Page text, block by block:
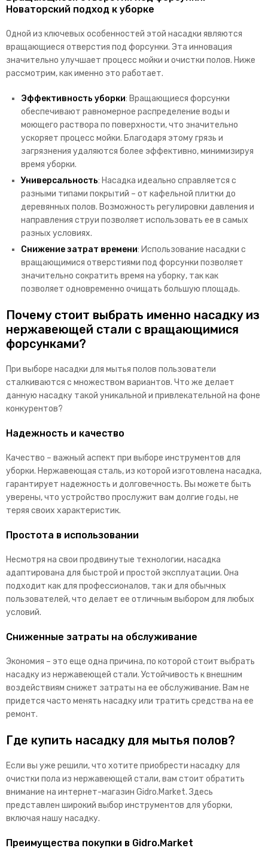
Новаторский подход к уборке
Одной из ключевых особенностей этой насадки являются
вращающиеся отверстия под форсунки. Эта инновация
значительно улучшает процесс мойки и очистки полов. Ниже
рассмотрим, как именно это работает.
Эффективность уборки: Вращающиеся форсунки
обеспечивают равномерное распределение воды и
моющего раствора по поверхности, что значительно
ускоряет процесс мойки. Благодаря этому грязь и
загрязнения удаляются более эффективно, минимизируя
время уборки.
Универсальность: Насадка идеально справляется с
разными типами покрытий – от кафельной плитки до
деревянных полов. Возможность регулировки давления и
направления струи позволяет использовать ее в самых
разных условиях.
Снижение затрат времени: Использование насадки с
вращающимися отверстиями под форсунки позволяет
значительно сократить время на уборку, так как
позволяет одновременно очищать большую площадь.
Почему стоит выбрать именно насадку из
нержавеющей стали с вращающимися
форсунками?
При выборе насадки для мытья полов пользователи
сталкиваются с множеством вариантов. Что же делает
данную насадку такой уникальной и привлекательной на фоне
конкурентов?
Надежность и качество
Качество – важный аспект при выборе инструментов для
уборки. Нержавеющая сталь, из которой изготовлена насадка,
гарантирует надежность и долговечность. Вы можете быть
уверены, что устройство прослужит вам долгие годы, не
теряя своих характеристик.
Простота в использовании
Несмотря на свои продвинутые технологии, насадка
адаптирована для быстрой и простой эксплуатации. Она
подходит как для профессионалов, так и для обычных
пользователей, что делает ее отличным выбором для любых
условий.
Сниженные затраты на обслуживание
Экономия – это еще одна причина, по которой стоит выбрать
насадку из нержавеющей стали. Устойчивость к внешним
воздействиям снижет затраты на ее обслуживание. Вам не
придется часто менять насадку или тратить средства на ее
ремонт.
Где купить насадку для мытья полов?
Если вы уже решили, что хотите приобрести насадку для
очистки пола из нержавеющей стали, вам стоит обратить
внимание на интернет-магазин Gidro.Market. Здесь
представлен широкий выбор инструментов для уборки,
включая нашу насадку.
Преимущества покупки в Gidro.Market